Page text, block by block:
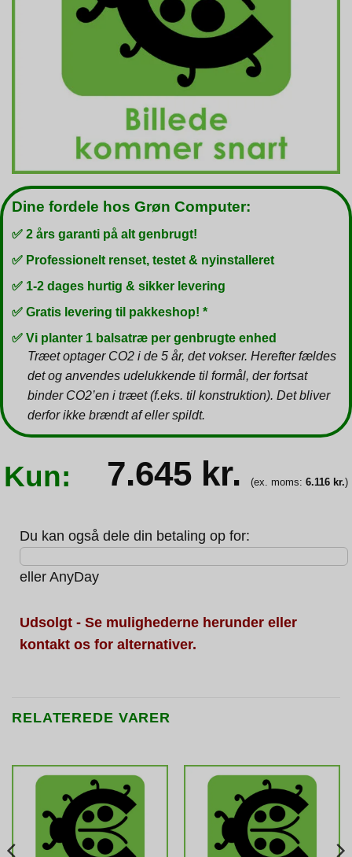
Dine fordele hos Grøn Computer:
✅ 2 års garanti på alt genbrugt!
✅ Professionelt renset, testet & nyinstalleret
✅ 1-2 dages hurtig & sikker levering
✅ Gratis levering til pakkeshop! *
✅ Vi planter 1 balsatræ per genbrugte enhed
Træet optager CO2 i de 5 år, det vokser. Herefter fældes
det og anvendes udelukkende til formål, der fortsat
binder CO2’en i træet (f.eks. til konstruktion). Det bliver
derfor ikke brændt af eller spildt.
Kun: 7.645 kr. (ex. moms: 6.116 kr.)
Du kan også dele din betaling op for:
eller AnyDay
Udsolgt - Se mulighederne herunder eller
kontakt os for alternativer.
RELATEREDE VARER